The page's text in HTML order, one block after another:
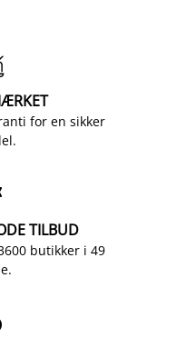
for en sikker
TILBUD
butikker i 49